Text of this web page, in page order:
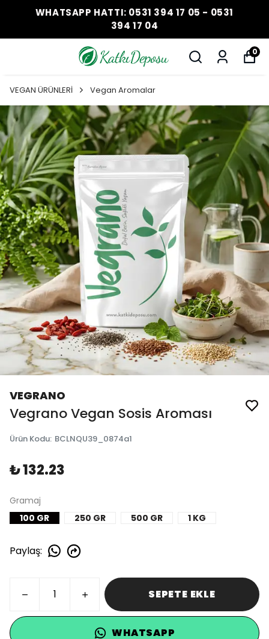
WHATSAPP HATTI: 0531 394 17 05 - 0531
394 17 04
0
VEGAN ÜRÜNLERİ Vegan Aromalar
VEGRANO
Vegrano Vegan Sosis Aroması
Ürün Kodu: BCLNQU39_0874a1
₺ 132.23
Gramaj
100 GR
250 GR 500 GR 1 KG
Paylaş:
SEPETE EKLE
WHATSAPP